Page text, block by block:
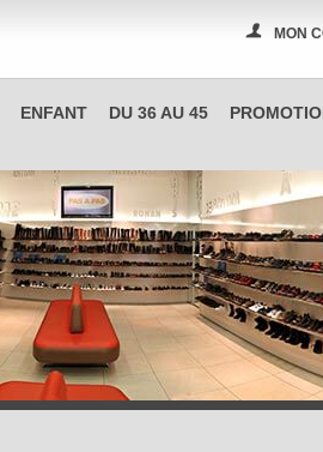
MON
ENFANT DU 36 AU 45